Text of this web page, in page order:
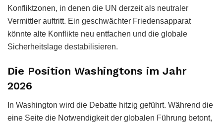
Konfliktzonen, in denen die UN derzeit als neutraler
Vermittler auftritt. Ein geschwächter Friedensapparat
könnte alte Konflikte neu entfachen und die globale
Sicherheitslage destabilisieren.
Die Position Washingtons im Jahr
2026
In Washington wird die Debatte hitzig geführt. Während die
eine Seite die Notwendigkeit der globalen Führung betont,